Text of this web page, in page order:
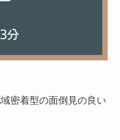
密着型の面倒見の良い